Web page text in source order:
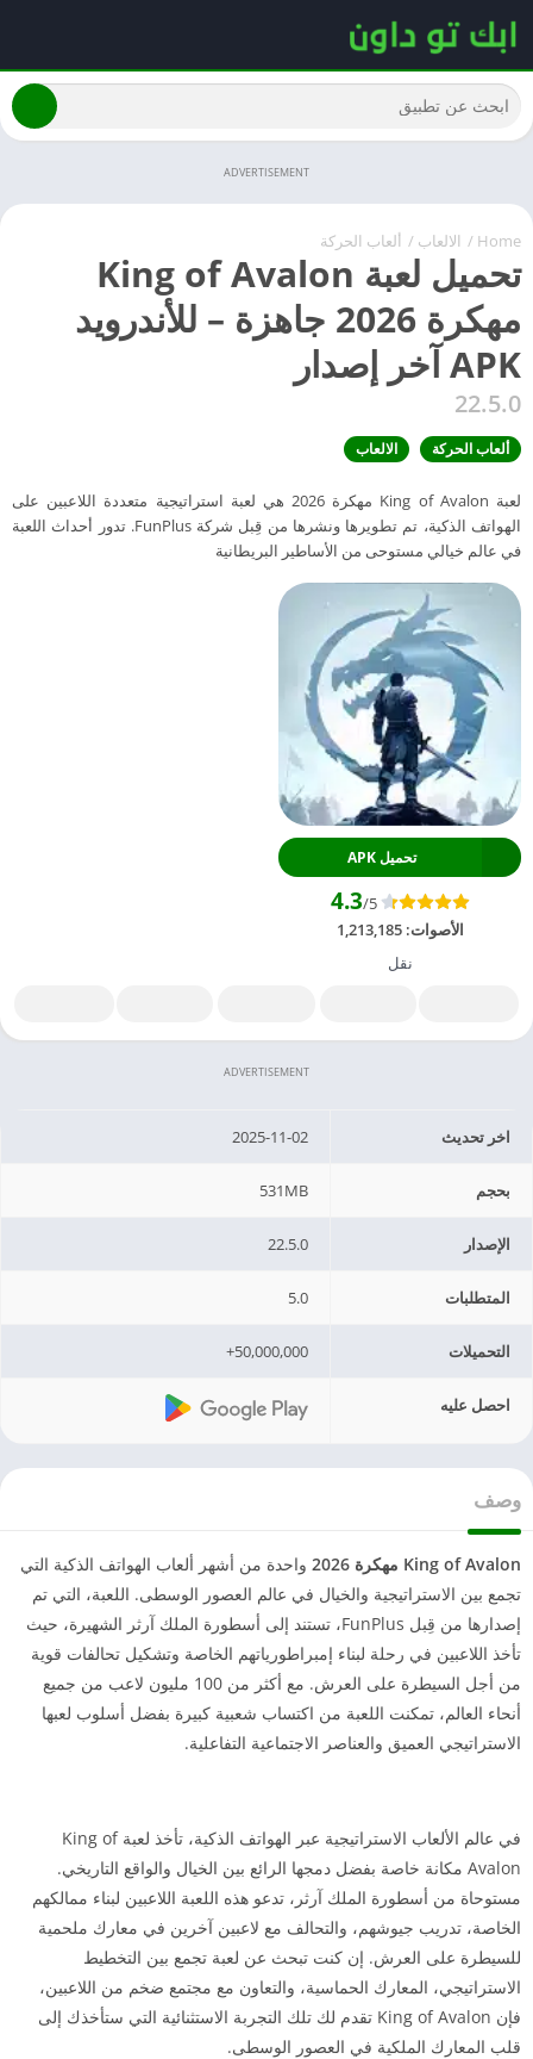
ADVERTISEMENT
Home
/ الالعاب / ألعاب الحركة
تحميل لعبة King of Avalon
مهكرة 2026 جاهزة – للأندرويد
APK آخر إصدار
22.5.0
ألعاب الحركة الالعاب
لعبة King of Avalon مهكرة 2026 هي لعبة استراتيجية متعددة اللاعبين على
الهواتف الذكية، تم تطويرها ونشرها من قِبل شركة FunPlus. تدور أحداث اللعبة
في عالم خيالي مستوحى من الأساطير البريطانية
تحميل APK
4.3/5
الأصوات:1,213,185
نقل
ADVERTISEMENT
اخر تحديث 2025-11-02
بحجم 531MB
الإصدار 22.5.0
المتطلبات 5.0
التحميلات 50,000,000+
احصل عليه
وصف
King of Avalon مهكرة 2026
واحدة من أشهر ألعاب الهواتف الذكية التي
تجمع بين الاستراتيجية والخيال في عالم العصور الوسطى. اللعبة، التي تم
إصدارها من قِبل FunPlus، تستند إلى أسطورة الملك آرثر الشهيرة، حيث
تأخذ اللاعبين في رحلة لبناء إمبراطورياتهم الخاصة وتشكيل تحالفات قوية
من أجل السيطرة على العرش. مع أكثر من 100 مليون لاعب من جميع
أنحاء العالم، تمكنت اللعبة من اكتساب شعبية كبيرة بفضل أسلوب لعبها
الاستراتيجي العميق والعناصر الاجتماعية التفاعلية.
في عالم الألعاب الاستراتيجية عبر الهواتف الذكية، تأخذ لعبة King of
Avalon مكانة خاصة بفضل دمجها الرائع بين الخيال والواقع التاريخي.
مستوحاة من أسطورة الملك آرثر، تدعو هذه اللعبة اللاعبين لبناء ممالكهم
الخاصة، تدريب جيوشهم، والتحالف مع لاعبين آخرين في معارك ملحمية
للسيطرة على العرش. إن كنت تبحث عن لعبة تجمع بين التخطيط
الاستراتيجي، المعارك الحماسية، والتعاون مع مجتمع ضخم من اللاعبين،
فإن King of Avalon تقدم لك تلك التجربة الاستثنائية التي ستأخذك إلى
قلب المعارك الملكية في العصور الوسطى.